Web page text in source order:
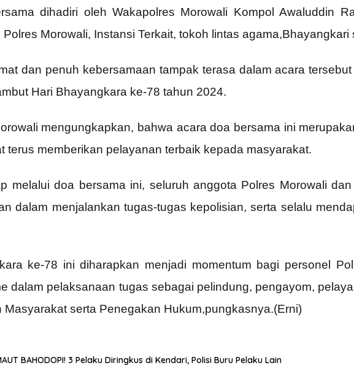
dihadiri oleh Wakapolres Morowali Kompol Awaluddin
Polres Morowali, Instansi Terkait, tokoh lintas
dan penuh kebersamaan tampak terasa dalam acara
Hari Bhayangkara ke-78 tahun 2024.
mengungkapkan, bahwa acara doa bersama ini
terus memberikan pelayanan terbaik kepada masyarakat.
melalui doa bersama ini, seluruh anggota Polres Morowali
dalam menjalankan tugas-tugas kepolisian, serta selalu
ke-78 ini diharapkan menjadi momentum bagi personel
dalam pelaksanaan tugas sebagai pelindung, pengayom,
Masyarakat serta Penegakan Hukum,pungkasnya.(Erni)
BAHODOPI! 3 Pelaku Diringkus di Kendari, Polisi Buru Pelaku Lain